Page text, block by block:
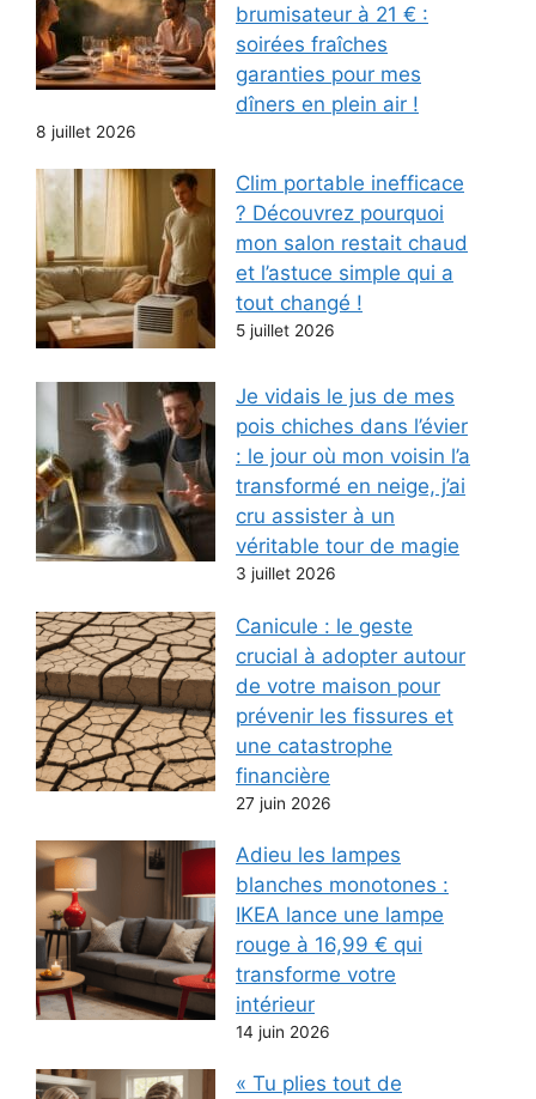
brumisateur à 21 € :
soirées fraîches
garanties pour mes
dîners en plein air !
8 juillet 2026
Clim portable inefficace
? Découvrez pourquoi
mon salon restait chaud
et l’astuce simple qui a
tout changé !
5 juillet 2026
Je vidais le jus de mes
pois chiches dans l’évier
: le jour où mon voisin l’a
transformé en neige, j’ai
cru assister à un
véritable tour de magie
3 juillet 2026
Canicule : le geste
crucial à adopter autour
de votre maison pour
prévenir les fissures et
une catastrophe
financière
27 juin 2026
Adieu les lampes
blanches monotones :
IKEA lance une lampe
rouge à 16,99 € qui
transforme votre
intérieur
14 juin 2026
« Tu plies tout de